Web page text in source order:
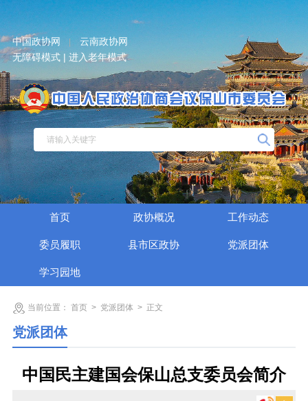
中国政协网
云南政协网
无障碍模式 |
进入老年模式
首页 政协概况 工作动态
委员履职 县市区政协 党派团体
学习园地
当前位置：首页 > 党派团体 > 正文
党派团体
中国民主建国会保山总支委员会简介